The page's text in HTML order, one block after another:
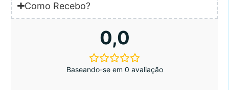
Como Recebo?
0,0
Baseando-se em 0 avaliação